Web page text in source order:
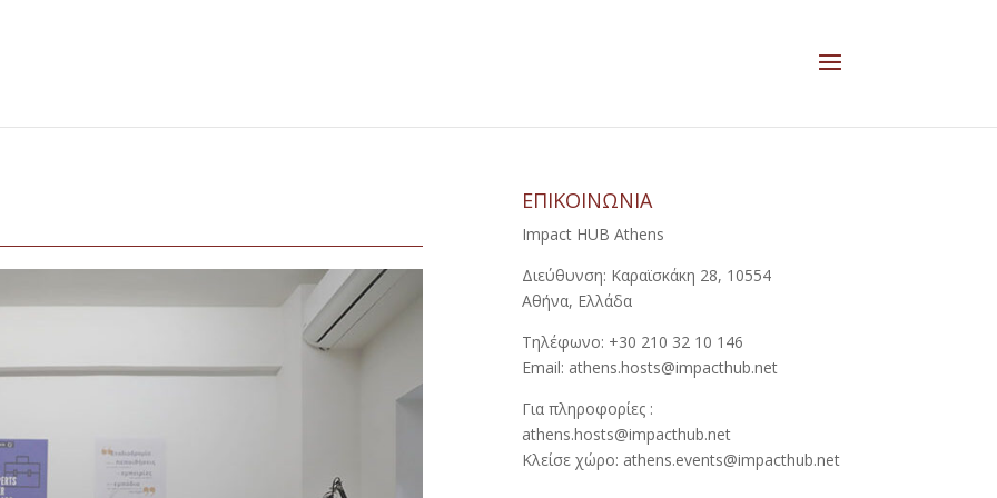
ΕΠΙΚΟΙΝΩΝΙΑ
Impact HUB Athens
Διεύθυνση: Καραϊσκάκη 28, 10554
Αθήνα, Ελλάδα
Τηλέφωνο: +30 210 32 10 146
Email: athens.hosts@impacthub.net
Για πληροφορίες :
athens.hosts@impacthub.net
Κλείσε χώρο: athens.events@impacthub.net